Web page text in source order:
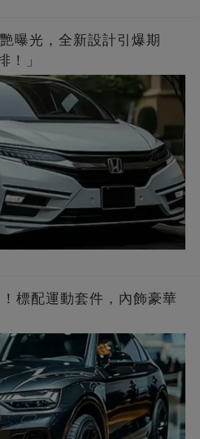
曝光，全新設計引爆期
！」
標配運動套件，內飾豪華